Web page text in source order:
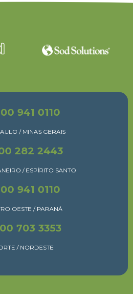
941 0110
/ MINAS GERAIS
282 2443
/ ESPÍRITO SANTO
941 0110
OESTE / PARANÁ
703 3353
/ NORDESTE